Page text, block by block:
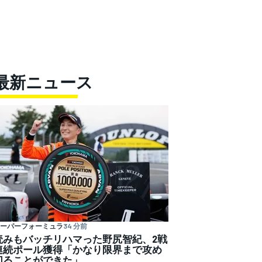
新ニュース
パーフォーミュラ34 分前
みもバッチリハマった野尻智紀、2戦
続ポール獲得「かなり限界まで攻め
ることができた」